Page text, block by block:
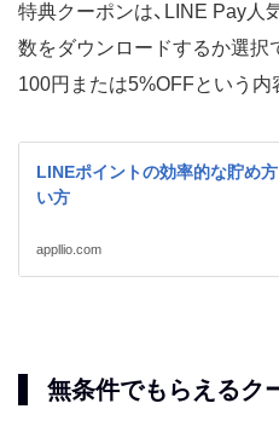
特典クーポンは、LINE Pay人
数をダウンロードするか選択
100円または5%OFFという内
LINEポイントの効率的な貯め
い方
appllio.com
無条件でもらえるク